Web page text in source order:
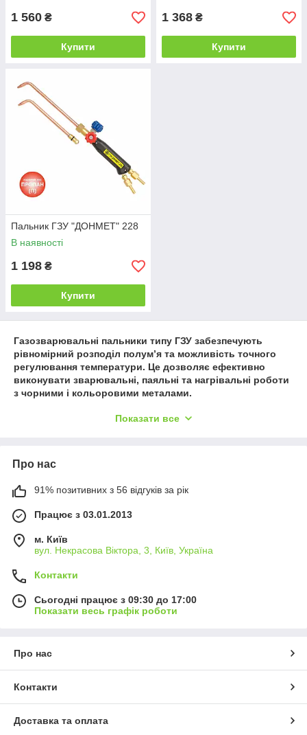
1 560 ₴
Купити
1 368 ₴
Купити
Пальник ГЗУ "ДОНМЕТ" 228
В наявності
1 198 ₴
Купити
Газозварювальні пальники типу ГЗУ забезпечують
рівномірний розподіл полум’я та можливість точного
регулювання температури. Це дозволяє ефективно
виконувати зварювальні, паяльні та нагрівальні роботи
з чорними і кольоровими металами.
професійного та побутового застосування. Міцні
високотемпературних операцій і ремонтних завдань.
Показати все
Про нас
91% позитивних з 56 відгуків за рік
Працює з 03.01.2013
м. Київ
вул. Некрасова Віктора, 3, Київ, Україна
Контакти
Сьогодні працює з 09:30 до 17:00
Показати весь графік роботи
Про нас
Контакти
Доставка та оплата